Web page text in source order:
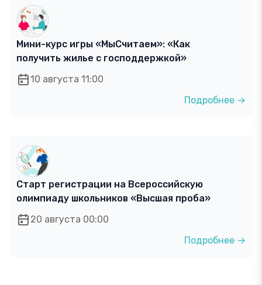
Мини-курс игры «МыСчитаем»: «Как
получить жилье с господдержкой»
10 августа 11:00
Подробнее →
Старт регистрации на Всероссийскую
олимпиаду школьников «Высшая проба»
20 августа 00:00
Подробнее →